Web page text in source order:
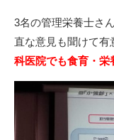
3名の管理栄養士さ
直な意見も聞けて有
科医院でも食育・栄